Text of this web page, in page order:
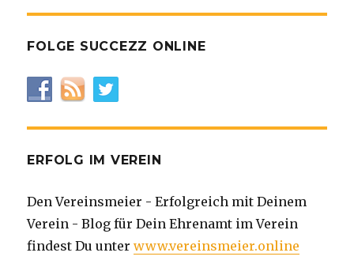
FOLGE SUCCEZZ ONLINE
ERFOLG IM VEREIN
Den Vereinsmeier - Erfolgreich mit Deinem
Verein - Blog für Dein Ehrenamt im Verein
findest Du unterwww.vereinsmeier.online